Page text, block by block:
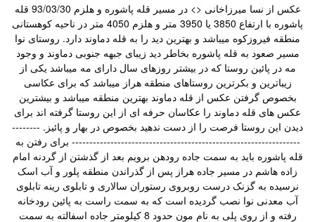
عکس از نسا میرزاخانی <> در مسیر قله پاشوره و هلزم 93/03/30 قله
پاشوره با ارتفاع 3850 یا 3950 متر و هلزم 4050 متر در ناحیه کوهستانی
منطقه فیروزکوه میباشد و بهترین دید را به قله دماوند دارد. روستای نوا
مسیر صعود به قله پاشوره بخاطر دید زیبای جبهه جنوبی دماوند و وجود
مه در پائین روستا که در بیشتر روزهای سال دارای مه میباشد یکی از
زیباترین و بکرترین روستاهای منطقه هراز میباشد که برای عکاسی
بخصوص گرفتن عکس از قله دماوند بهترین منطقه میباشد و بیشترین
عکس های قله دماوند را عکاسان حرفه ای از این روستا گرفته اند برای
دیدن این روستا فرصت را از دست ندهید بخصوص در بهار و پائیز. --------
----------------------------------------------------------------- برای رفتن به
قله پاشوره باید به سمت جاده رودهن برویم بعد از گذشتن از گردنه امام
زاده هاشم در مسیر جاده هراز پس از گذراندن منطقه پلور و آب اسک
نرسیده به گزنک درست روبروی رستوران سالاری و تابلوی رینه تابلوی
آب معدنی نوا نصب گردیده است که به سمت راست به پائین رودخانه
رفته و از روی پلی به نام مون حدود 8 کیلومتر جاده اسفالته به سمت